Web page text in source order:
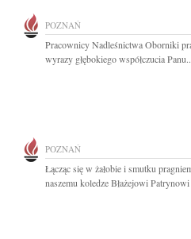
POZNAŃ
Pracownicy Nadleśnictwa Oborniki
wyrazy głębokiego współczucia
POZNAŃ
Łącząc się w żałobie i smutku
naszemu koledze Błażejowi